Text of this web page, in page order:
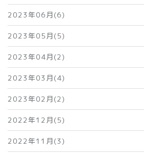
2023年06月(6)
2023年05月(5)
2023年04月(2)
2023年03月(4)
2023年02月(2)
2022年12月(5)
2022年11月(3)